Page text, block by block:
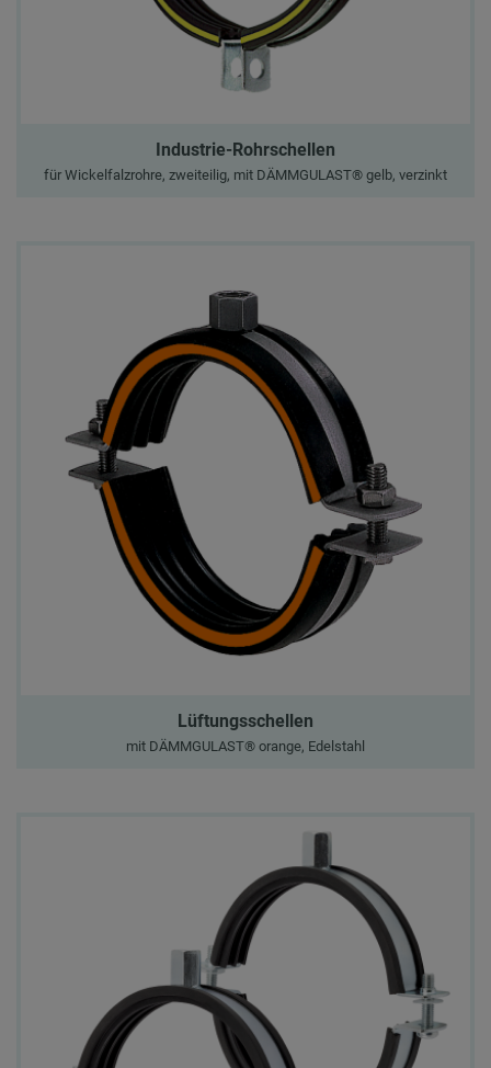
Industrie-Rohrschellen
für Wickelfalzrohre, zweiteilig, mit DÄMMGULAST® gelb, verzinkt
Lüftungsschellen
mit DÄMMGULAST® orange, Edelstahl